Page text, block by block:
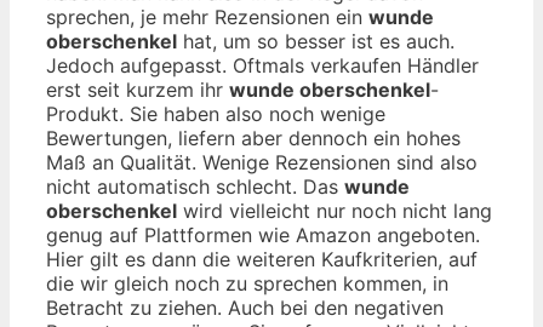
sprechen, je mehr Rezensionen ein wunde
oberschenkel hat, um so besser ist es auch.
Jedoch aufgepasst. Oftmals verkaufen Händler
erst seit kurzem ihr wunde oberschenkel-
Produkt. Sie haben also noch wenige
Bewertungen, liefern aber dennoch ein hohes
Maß an Qualität. Wenige Rezensionen sind also
nicht automatisch schlecht. Das wunde
oberschenkel wird vielleicht nur noch nicht lang
genug auf Plattformen wie Amazon angeboten.
Hier gilt es dann die weiteren Kaufkriterien, auf
die wir gleich noch zu sprechen kommen, in
Betracht zu ziehen. Auch bei den negativen